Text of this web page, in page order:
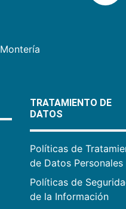
Montería
TRATAMIENTO DE
DATOS
Políticas de
de Datos Personales
Políticas de
de la Información